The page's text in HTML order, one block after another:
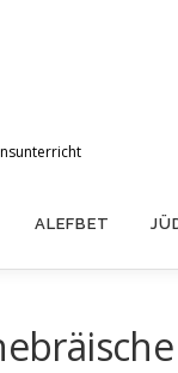
ALEFBET